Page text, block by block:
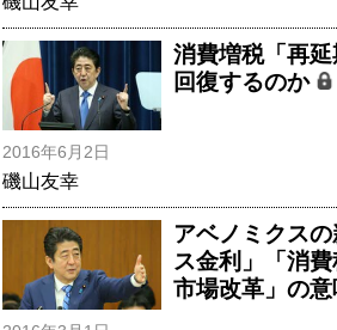
消費増税「再
回復するのか
2016年6月2日
磯山友幸
アベノミクス
ス金利」「消
市場改革」の